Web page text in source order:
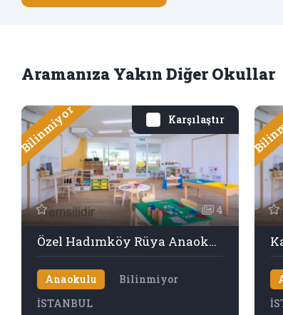
Aramanıza Yakın Diğer Okullar
Karşılaştır
Bilinmiyor
4
Özel Hadımköy Rüya Anaokulu
Anaokulu
Bilinmiyor
İSTANBUL